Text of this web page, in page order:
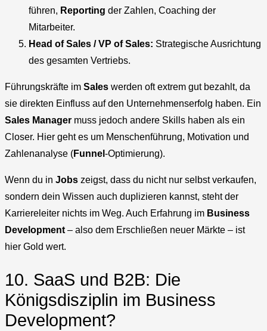
führen, Reporting der Zahlen, Coaching der
Mitarbeiter.
Head of Sales / VP of Sales: Strategische Ausrichtung
des gesamten Vertriebs.
Führungskräfte im Sales werden oft extrem gut bezahlt, da
sie direkten Einfluss auf den Unternehmenserfolg haben. Ein
Sales Manager muss jedoch andere Skills haben als ein
Closer. Hier geht es um Menschenführung, Motivation und
Zahlenanalyse (Funnel -Optimierung).
Wenn du in Jobs zeigst, dass du nicht nur selbst verkaufen,
sondern dein Wissen auch duplizieren kannst, steht der
Karriereleiter nichts im Weg. Auch Erfahrung im Business
Development– also dem Erschließen neuer Märkte – ist
hier Gold wert.
10. SaaS und B2B: Die
Königsdisziplin im Business
Development?